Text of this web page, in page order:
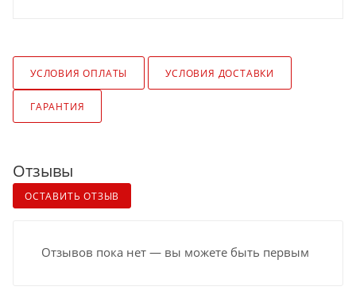
УСЛОВИЯ ОПЛАТЫ УСЛОВИЯ ДОСТАВКИ
ГАРАНТИЯ
Отзывы
ОСТАВИТЬ ОТЗЫВ
Отзывов пока нет — вы можете быть первым